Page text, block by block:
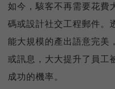
如今，駭客不再需要花費
碼或設計社交工程郵件。
能大規模的產出語意完美
或訊息，大大提升了員工
成功的機率。